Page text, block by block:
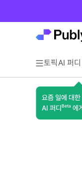
토픽AI 퍼디
요즘 일에 대한
AI 퍼디 Beta 에